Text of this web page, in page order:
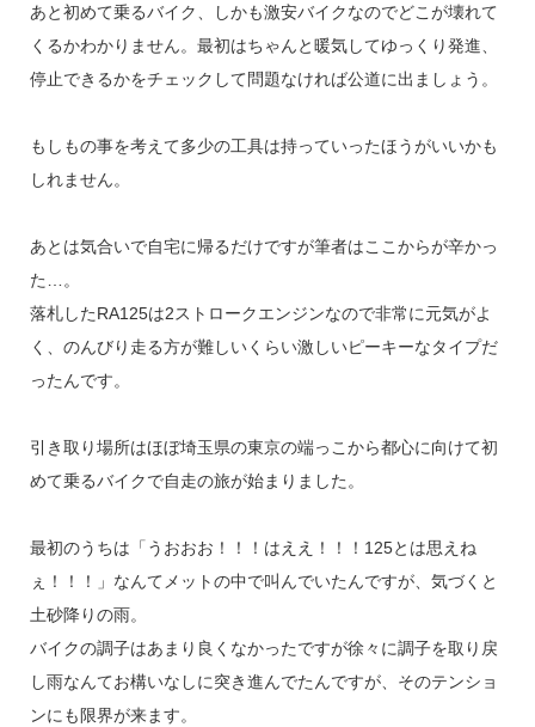
あと初めて乗るバイク、しかも激安バイクなのでどこが壊れて
くるかわかりません。最初はちゃんと暖気してゆっくり発進、
停止できるかをチェックして問題なければ公道に出ましょう。
もしもの事を考えて多少の工具は持っていったほうがいいかも
しれません。
あとは気合いで自宅に帰るだけですが筆者はここからが辛かっ
た…。
落札したRA125は2ストロークエンジンなので非常に元気がよ
く、のんびり走る方が難しいくらい激しいピーキーなタイプだ
ったんです。
引き取り場所はほぼ埼玉県の東京の端っこから都心に向けて初
めて乗るバイクで自走の旅が始まりました。
最初のうちは「うおおお！！！はええ！！！125とは思えね
ぇ！！！」なんてメットの中で叫んでいたんですが、気づくと
土砂降りの雨。
バイクの調子はあまり良くなかったですが徐々に調子を取り戻
し雨なんてお構いなしに突き進んでたんですが、そのテンショ
ンにも限界が来ます。